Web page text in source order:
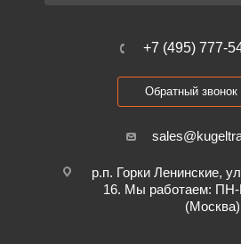
+7 (495) 777-
Обратный звонок
р.п. Горки Ленинские,
16. Мы работаем: ПН-
(Москва)